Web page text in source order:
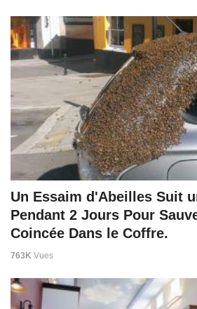
Un Essaim d'Abeilles Suit
Pendant 2 Jours Pour
Coincée Dans le Coffre.
763K Vues